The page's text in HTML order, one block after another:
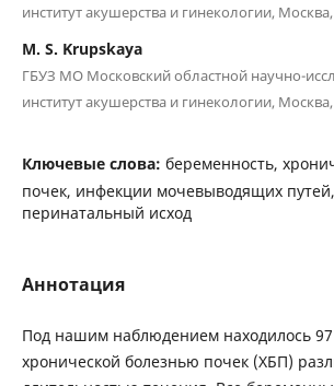
институт акушерства и гинекологии,
M. S. Krupskaya
ГБУЗ МО Московский областной научно-
институт акушерства и гинекологии,
Ключевые слова: беременность,
почек, инфекции мочевыводящих
перинатальный исход
Аннотация
Под нашим наблюдением находилось 97
хронической болезнью почек (ХБП)